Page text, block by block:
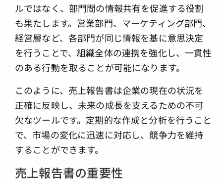
ルではなく、部門間の情報共有を促進する役割
も果たします。営業部門、マーケティング部門、
経営層など、各部門が同じ情報を基に意思決定
を行うことで、組織全体の連携を強化し、一貫性
のある行動を取ることが可能になります。
このように、売上報告書は企業の現在の状況を
正確に反映し、未来の成長を支えるための不可
欠なツールです。定期的な作成と分析を行うこと
で、市場の変化に迅速に対応し、競争力を維持
することができます。
売上報告書の重要性